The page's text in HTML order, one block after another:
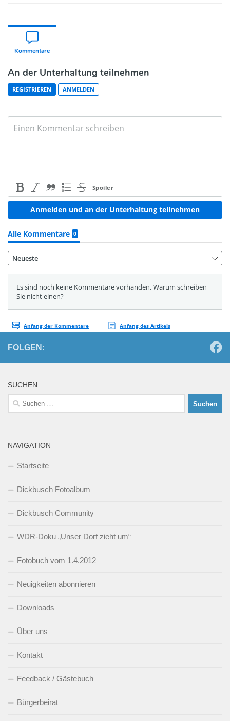
FOLGEN:
SUCHEN
Suchen
nach:
NAVIGATION
Startseite
Dickbusch Fotoalbum
Dickbusch Community
WDR-Doku „Unser Dorf zieht um“
Fotobuch vom 1.4.2012
Neuigkeiten abonnieren
Downloads
Über uns
Kontakt
Feedback / Gästebuch
Bürgerbeirat